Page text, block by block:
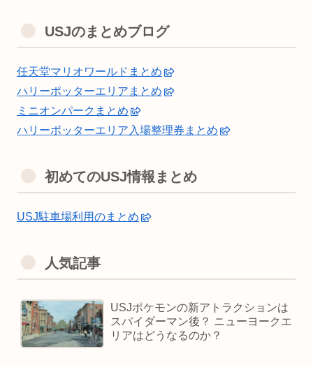
USJのまとめブログ
任天堂マリオワールドまとめ
ハリーポッターエリアまとめ
ミニオンパークまとめ
ハリーポッターエリア入場整理券まとめ
初めてのUSJ情報まとめ
USJ駐車場利用のまとめ
人気記事
USJポケモンの新アトラクションは
スパイダーマン後？ ニューヨークエ
リアはどうなるのか？